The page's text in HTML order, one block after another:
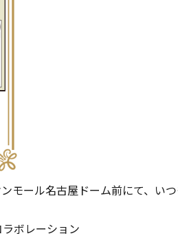
モール名古屋ドーム前にて、い
ボレーション